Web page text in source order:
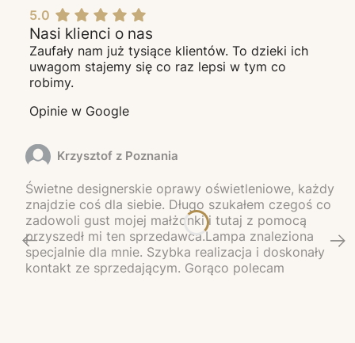
5.0
Nasi klienci o nas
Zaufały nam już tysiące klientów. To dzieki ich
uwagom stajemy się co raz lepsi w tym co
robimy.
Opinie w Google
Krzysztof z Poznania
Świetne designerskie oprawy oświetleniowe, każdy
znajdzie coś dla siebie. Długo szukałem czegoś co
zadowoli gust mojej małżonki i tutaj z pomocą
przyszedł mi ten sprzedawca.Lampa znaleziona
specjalnie dla mnie. Szybka realizacja i doskonały
kontakt ze sprzedającym. Gorąco polecam